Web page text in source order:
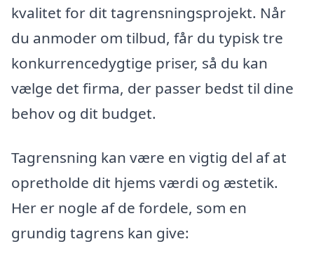
kvalitet for dit tagrensningsprojekt. Når
du anmoder om tilbud, får du typisk tre
konkurrencedygtige priser, så du kan
vælge det firma, der passer bedst til dine
behov og dit budget.
Tagrensning kan være en vigtig del af at
opretholde dit hjems værdi og æstetik.
Her er nogle af de fordele, som en
grundig tagrens kan give: